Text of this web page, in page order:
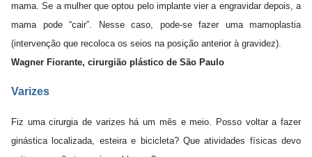
mama. Se a mulher que optou pelo implante vier a engravidar depois, a
mama pode “cair”. Nesse caso, pode-se fazer uma mamoplastia
(intervenção que recoloca os seios na posição anterior à gravidez).
Wagner Fiorante, cirurgião plástico de São Paulo
Varizes
Fiz uma cirurgia de varizes há um mês e meio. Posso voltar a fazer
ginástica localizada, esteira e bicicleta? Que atividades físicas devo